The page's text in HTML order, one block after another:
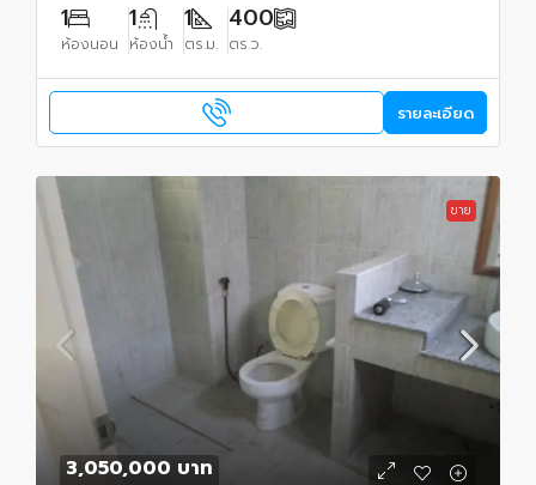
1
ห้องนอน
1
ห้องน้ำ
1
ตร.ม.
400
ตร.ว.
รายละเอียด
ขาย
3,050,000 บาท